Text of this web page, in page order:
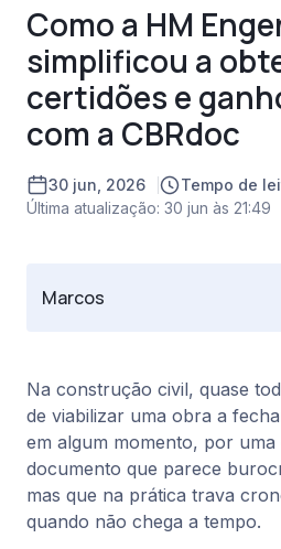
Como a HM
simplificou a
certidões e
com a CBRdoc
30 jun, 2026
Tempo de
Última atualização: 30 jun às 21:49
Marcos
Na construção civil, quase
de viabilizar uma obra a
em algum momento, por uma
documento que parece
mas que na prática trava
quando não chega a tempo.